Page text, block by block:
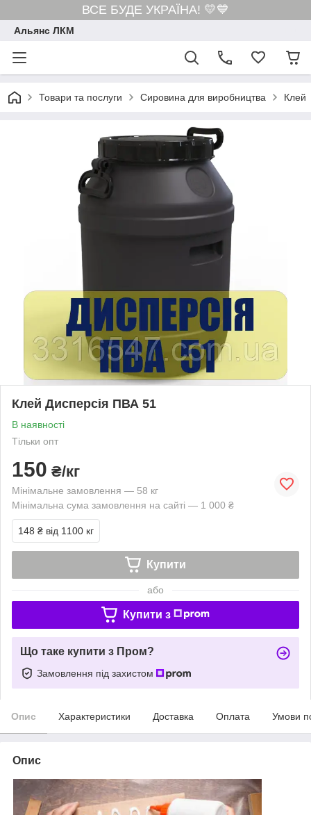
ВСЕ БУДЕ УКРАЇНА! 💛💙
Альянс ЛКМ
Товари та послуги Сировина для виробництва Клей
Клей Дисперсія ПВА 51
В наявності
Тільки опт
150 ₴/кг
Мінімальне замовлення — 58 кг
Мінімальна сума замовлення на сайті — 1 000 ₴
148 ₴ від 1100 кг
Купити
або
Купити з
Що таке купити з Пром?
Замовлення під захистом
Опис Характеристики Доставка Оплата Умови
Опис